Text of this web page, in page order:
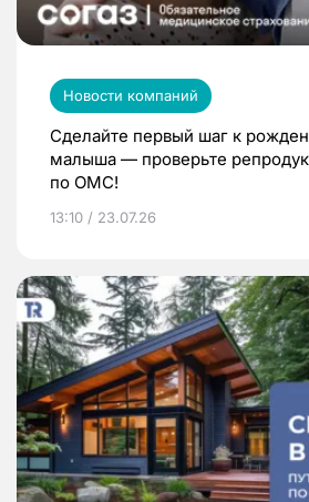
Новости компаний
Сделайте первый шаг к
малыша — проверьте
по ОМС!
13:10 / 23.07.26